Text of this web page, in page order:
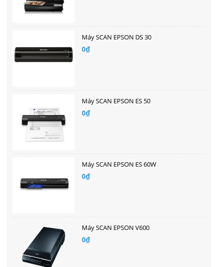
Máy SCAN EPSON DS 30
0₫
Máy SCAN EPSON ES 50
0₫
Máy SCAN EPSON ES 60W
0₫
Máy SCAN EPSON V600
0₫